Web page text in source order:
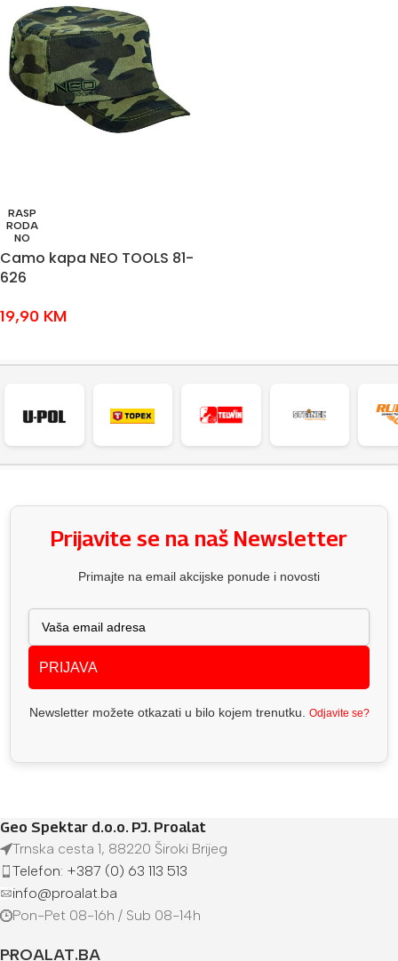
RASP
RODA
NO
Camo kapa NEO TOOLS 81-
626
19,90 KM
Prijavite se na naš Newsletter
Primajte na email akcijske ponude i novosti
PRIJAVA
Newsletter možete otkazati u bilo kojem trenutku. Odjavite se?
Geo Spektar d.o.o. PJ. Proalat
Trnska cesta 1, 88220 Široki Brijeg
Telefon: +387 (0) 63 113 513
info@proalat.ba
Pon-Pet 08-16h / Sub 08-14h
PROALAT.BA